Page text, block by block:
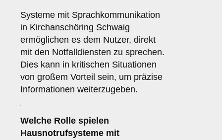
Systeme mit Sprachkommunikation
in Kirchanschöring Schwaig
ermöglichen es dem Nutzer, direkt
mit den Notfalldiensten zu sprechen.
Dies kann in kritischen Situationen
von großem Vorteil sein, um präzise
Informationen weiterzugeben.
Welche Rolle spielen
Hausnotrufsysteme mit